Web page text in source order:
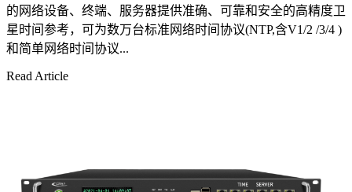
的网络设备、终端、服务器提供准确、可靠和安全的高精度卫
星时间参考，可为数万台标准网络时间协议(NTP,含V1/2 /3/4 )
和简单网络时间协议...
Read Article